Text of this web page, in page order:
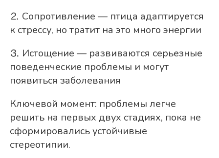
⒉ Сопротивление — птица адаптируется
к стрессу, но тратит на это много энергии
⒊ Истощение — развиваются серьезные
поведенческие проблемы и могут
появиться заболевания
Ключевой момент: проблемы легче
решить на первых двух стадиях, пока не
сформировались устойчивые
стереотипии.